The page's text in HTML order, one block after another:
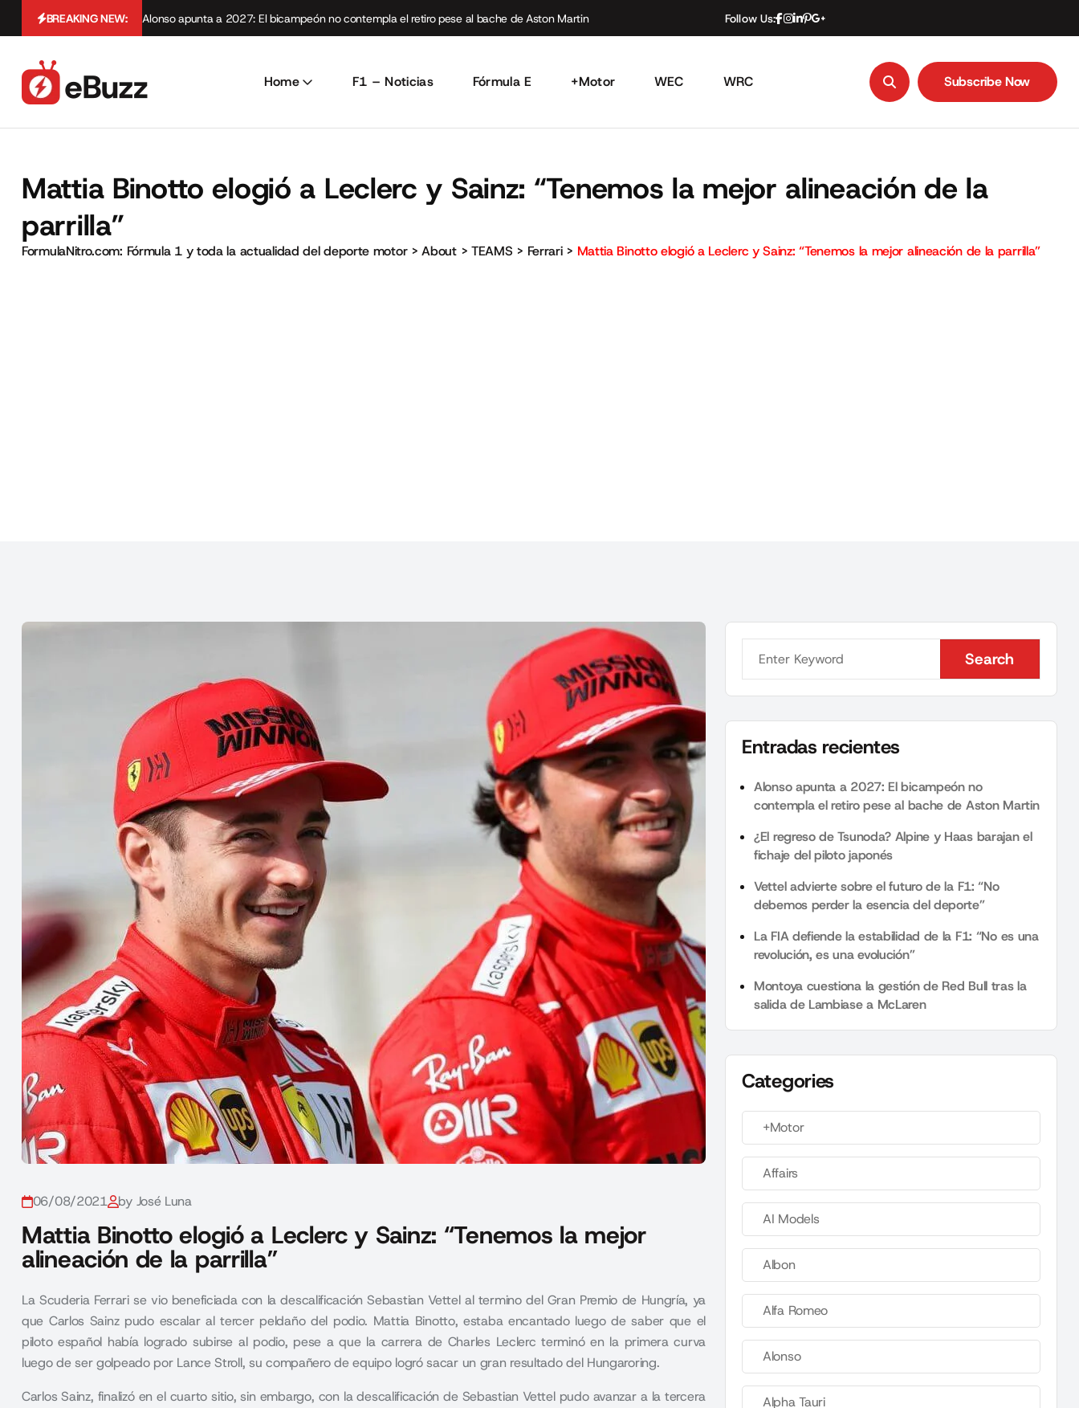
BREAKING NEW: Alonso apunta a 2027: El bicampeón no contempla el retiro pese al bache de Aston Martin Follow Us:
Home F1 – Noticias Fórmula E +Motor WEC WRC Subscribe Now
Mattia Binotto elogió a Leclerc y Sainz: “Tenemos la mejor alineación de la
parrilla”
FormulaNitro.com: Fórmula 1 y toda la actualidad del deporte motor>About> TEAMS > Ferrari> Mattia Binotto elogió a Leclerc y Sainz: “Tenemos la mejor alineación de la parrilla”
06/08/2021 by José Luna
Mattia Binotto elogió a Leclerc y Sainz: “Tenemos la mejor
alineación de la parrilla”
La Scuderia Ferrari se vio beneficiada con la descalificación Sebastian Vettel al termino del Gran Premio de Hungría, ya
que Carlos Sainz pudo escalar al tercer peldaño del podio. Mattia Binotto, estaba encantado luego de saber que el
piloto español había logrado subirse al podio, pese a que la carrera de Charles Leclerc terminó en la primera curva
luego de ser golpeado por Lance Stroll, su compañero de equipo logró sacar un gran resultado del Hungaroring.
Carlos Sainz, finalizó en el cuarto sitio, sin embargo, con la descalificación de Sebastian Vettel pudo avanzar a la tercera
Search
Search
Entradas recientes
Alonso apunta a 2027: El bicampeón no
contempla el retiro pese al bache de Aston Martin
¿El regreso de Tsunoda? Alpine y Haas barajan el
fichaje del piloto japonés
Vettel advierte sobre el futuro de la F1: “No
debemos perder la esencia del deporte”
La FIA defiende la estabilidad de la F1: “No es una
revolución, es una evolución”
Montoya cuestiona la gestión de Red Bull tras la
salida de Lambiase a McLaren
Categories
+Motor
Affairs
AI Models
Albon
Alfa Romeo
Alonso
Alpha Tauri